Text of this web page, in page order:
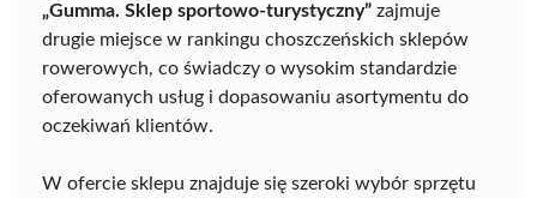
„Gumma. Sklep sportowo-turystyczny” zajmuje
drugie miejsce w rankingu choszczeńskich sklepów
rowerowych, co świadczy o wysokim standardzie
oferowanych usług i dopasowaniu asortymentu do
oczekiwań klientów.
W ofercie sklepu znajduje się szeroki wybór sprzętu